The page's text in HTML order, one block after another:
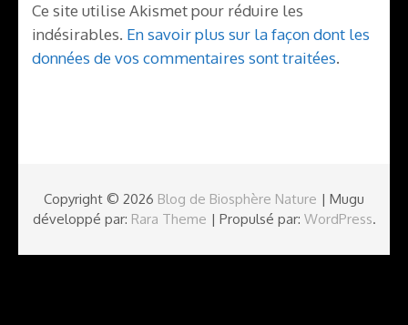
Ce site utilise Akismet pour réduire les
indésirables. En savoir plus sur la façon dont les
données de vos commentaires sont traitées.
Copyright © 2026 Blog de Biosphère Nature | Mugu
développé par: Rara Theme | Propulsé par: WordPress.